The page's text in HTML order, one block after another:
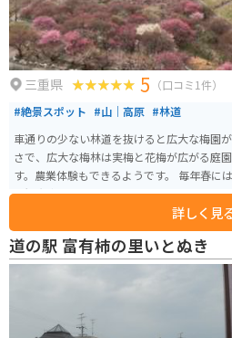
三重県 5 （口コミ1件）
#絶景スポット #山｜高原 #林道
車通りの少ない林道を抜けると広大な梅園
さで、広大な梅林は実梅と花梅が広がる庭
す。農業体験もできるようです。 毎年春に
の観光客で賑わいます。
詳しく見
道の駅 富有柿の里いとぬき